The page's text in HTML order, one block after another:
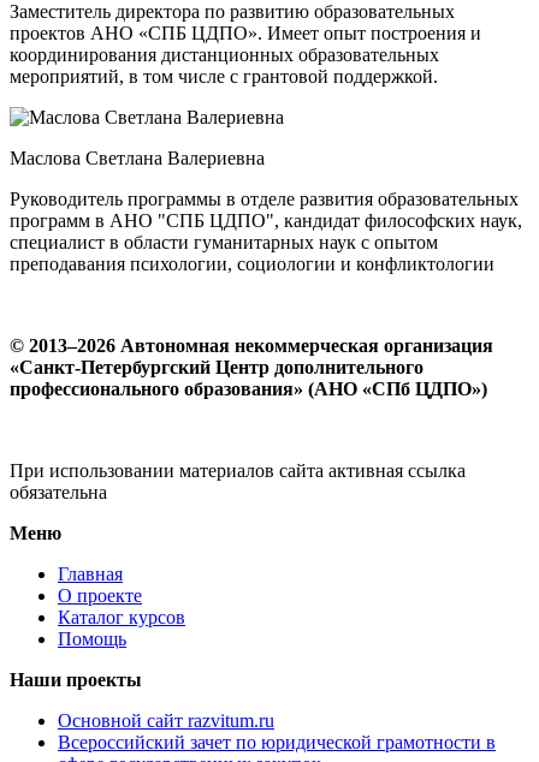
Заместитель директора по развитию образовательных
проектов АНО «СПБ ЦДПО». Имеет опыт построения и
координирования дистанционных образовательных
мероприятий, в том числе с грантовой поддержкой.
Маслова Светлана Валериевна
Руководитель программы в отделе развития образовательных
программ в АНО "СПБ ЦДПО", кандидат философских наук,
специалист в области гуманитарных наук с опытом
преподавания психологии, социологии и конфликтологии
© 2013–2026 Автономная некоммерческая организация
«Санкт-Петербургский Центр дополнительного
профессионального образования» (АНО «СПб ЦДПО»)
При использовании материалов сайта активная ссылка
обязательна
Меню
Главная
О проекте
Каталог курсов
Помощь
Наши проекты
Основной сайт razvitum.ru
Всероссийский зачет по юридической грамотности в